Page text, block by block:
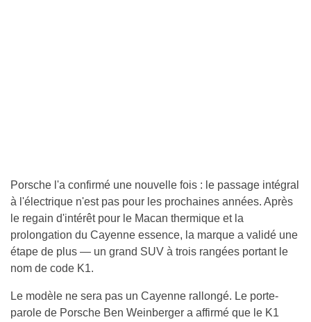
Porsche l'a confirmé une nouvelle fois : le passage intégral
à l'électrique n'est pas pour les prochaines années. Après
le regain d'intérêt pour le Macan thermique et la
prolongation du Cayenne essence, la marque a validé une
étape de plus — un grand SUV à trois rangées portant le
nom de code K1.
Le modèle ne sera pas un Cayenne rallongé. Le porte-
parole de Porsche Ben Weinberger a affirmé que le K1